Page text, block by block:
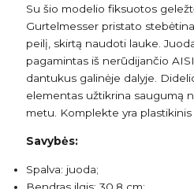
Su šio modelio fiksuotos
Gurtelmesser pristato
peilį, skirtą naudoti lauke.
pagamintas iš nerūdijančio
dantukus galinėje dalyje.
elementas užtikrina saugumą
metu. Komplekte yra
Savybės:
Spalva: juoda;
Bendras ilgis: 30,8 cm;